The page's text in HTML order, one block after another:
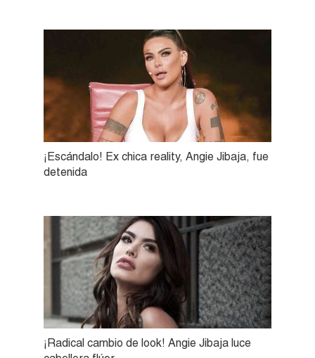
¡Escándalo! Ex chica reality, Angie Jibaja, fue
detenida
¡Radical cambio de look! Angie Jibaja luce